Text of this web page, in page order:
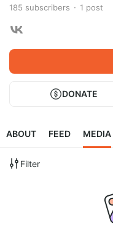
185 subscribers 1 post
DONATE
ABOUT FEED MEDIA
Filter